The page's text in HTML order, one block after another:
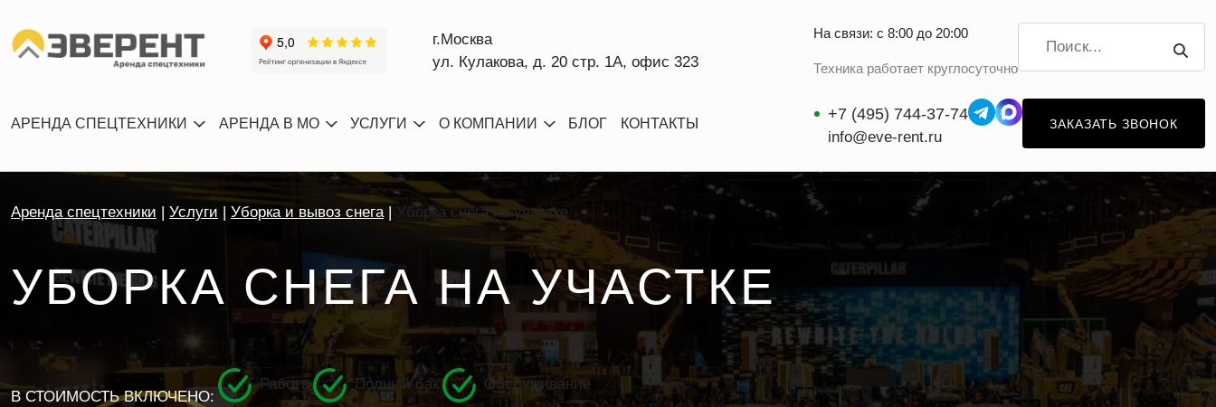
г.Москва
ул. Кулакова, д. 20 стр. 1А, офис 323
На связи: с 8:00 до 20:00
Техника работает круглосуточно
АРЕНДА СПЕЦТЕХНИКИ АРЕНДА В МО УСЛУГИ О КОМПАНИИ БЛОГ КОНТАКТЫ
+7 (495) 744-37-74
info@eve-rent.ru
ЗАКАЗАТЬ ЗВОНОК
Аренда спецтехники Услуги Уборка и вывоз снега Уборка снега на участке
УБОРКА СНЕГА НА УЧАСТКЕ
В СТОИМОСТЬ ВКЛЮЧЕНО:
Работа
Полный бак
Обслуживание